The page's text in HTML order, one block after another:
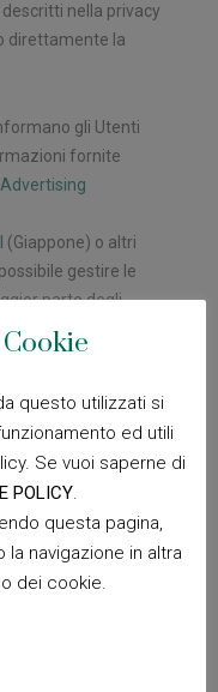
nella privacy
direttamente la
gli Utenti
fornite
(Giappone) o altri
gestire le
parte degli
consiglia agli
alle informazioni
dei
d’Artico (VE) –
questo utilizzati si
ed utili
Se vuoi saperne di
POLICY.
questa pagina,
navigazione in altra
dei cookie.